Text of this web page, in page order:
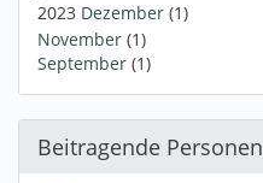
2023 Dezember (1)
November (1)
September (1)
Beitragende Personen